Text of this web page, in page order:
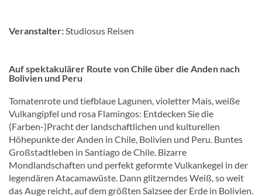
Veranstalter:Studiosus Reisen
Auf spektakulärer Route von Chile über die Anden nach
Bolivien und Peru
Tomatenrote und tiefblaue Lagunen, violetter Mais, weiße
Vulkangipfel und rosa Flamingos: Entdecken Sie die
(Farben-)Pracht der landschaftlichen und kulturellen
Höhepunkte der Anden in Chile, Bolivien und Peru. Buntes
Großstadtleben in Santiago de Chile. Bizarre
Mondlandschaften und perfekt geformte Vulkankegel in der
legendären Atacamawüste. Dann glitzerndes Weiß, so weit
das Auge reicht, auf dem größten Salzsee der Erde in Bolivien.